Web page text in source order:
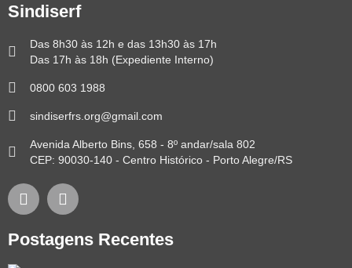
Sindiserf
Das 8h30 às 12h e das 13h30 às 17h
Das 17h às 18h (Expediente Interno)
0800 603 1988
sindiserfrs.org@gmail.com
Avenida Alberto Bins, 658 - 8º andar/sala 802
CEP: 90030-140 - Centro Histórico - Porto Alegre/RS
Postagens Recentes